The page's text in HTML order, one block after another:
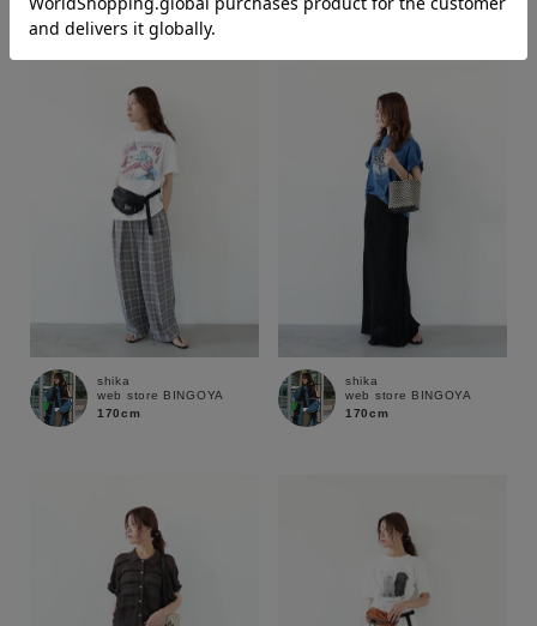
商品タイプ
通常商品
セール価格 WEB限定
在庫あり 在庫なし含む
shika
web store BINGOYA
170cm
shika
web store BINGOYA
170cm